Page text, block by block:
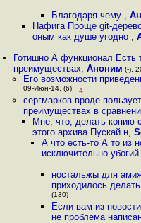
Благодаря чему ,
Нафига Проще git-
оным как душе угодно ,
Готишно А функционал Есть
преимуществах,Аноним (-),
Его возможности
09-Июн-14, (6) –4
сергмарков вроде
преимуществах в
Мне, что, делать копию
этого архива Пускай н,
А что есть-то А то из
исключительно убогий
ностальжы для
приходилось
(130)
Если вам из
не проблема